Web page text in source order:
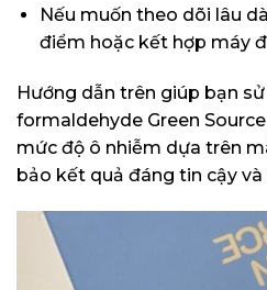
Nếu muốn theo dõi lâu
điểm hoặc kết hợp máy
Hướng dẫn trên giúp bạn
formaldehyde Green
mức độ ô nhiễm dựa trên
bảo kết quả đáng tin cậy